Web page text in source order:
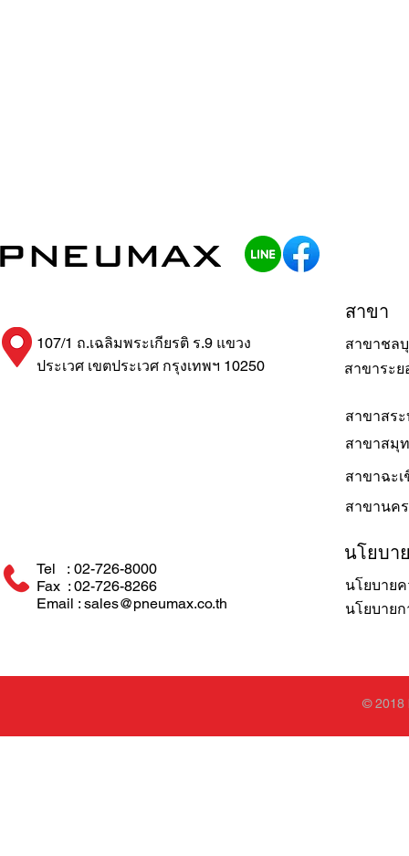
สาขาระย
107/1 ถ.เฉลิมพระเกียรติ ร.9 แขวง
ประเวศ เขตประเวศ กรุงเทพฯ 10250
สาขา
สาขาสร
สาขาชล
สาขาสมุ
สาขาฉะเ
สาขานค
Tel : 02-726-8000
Fax : 02-726-8266
Email : sales@pneumax.co.th
นโยบา
นโยบาย
นโยบาย
© 2018